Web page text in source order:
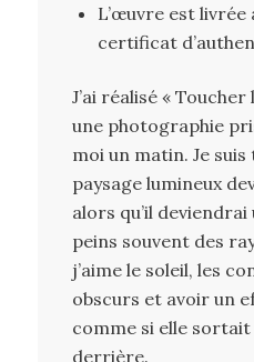
L’œuvre est
certificat
J’ai réalisé «
une photographie
moi un matin. Je
paysage lumineux
alors qu’il
peins souvent des
j’aime le soleil, les
obscurs et avoir un
comme si elle
derrière.